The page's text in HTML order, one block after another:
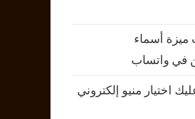
ميزة أسماء
في واتساب
اختيار منيو إلكتروني